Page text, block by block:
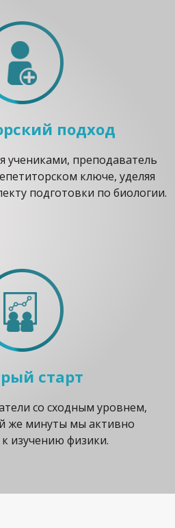
подход
учениками, преподаватель
ключе, уделяя
подготовки по биологии.
старт
со сходным уровнем,
же минуты мы активно
изучению физики.